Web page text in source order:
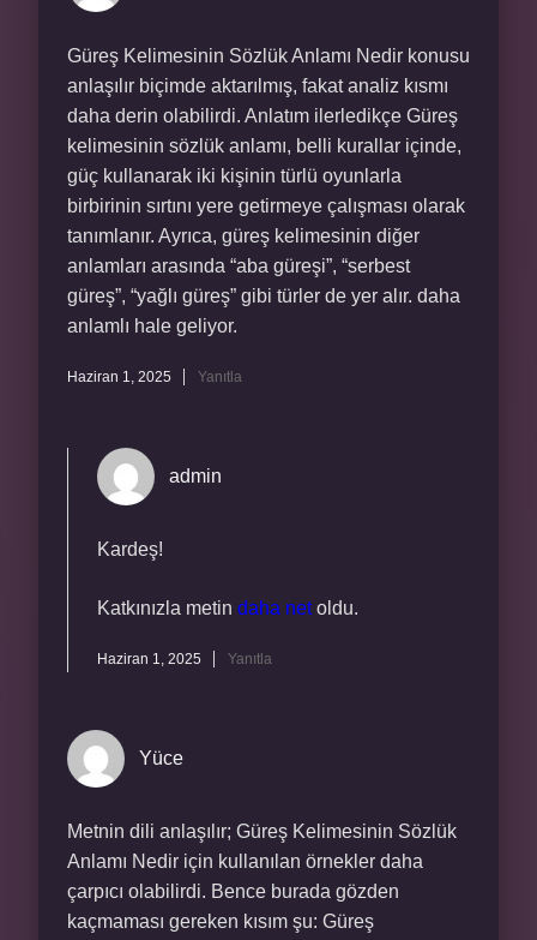
Güreş Kelimesinin Sözlük Anlamı Nedir konusu
anlaşılır biçimde aktarılmış, fakat analiz kısmı
daha derin olabilirdi. Anlatım ilerledikçe Güreş
kelimesinin sözlük anlamı, belli kurallar içinde,
güç kullanarak iki kişinin türlü oyunlarla
birbirinin sırtını yere getirmeye çalışması olarak
tanımlanır. Ayrıca, güreş kelimesinin diğer
anlamları arasında “aba güreşi”, “serbest
güreş”, “yağlı güreş” gibi türler de yer alır. daha
anlamlı hale geliyor.
Haziran 1, 2025 Yanıtla
admin
Kardeş!
Katkınızla metin daha netoldu.
Haziran 1, 2025 Yanıtla
Yüce
Metnin dili anlaşılır; Güreş Kelimesinin Sözlük
Anlamı Nedir için kullanılan örnekler daha
çarpıcı olabilirdi. Bence burada gözden
kaçmaması gereken kısım şu: Güreş